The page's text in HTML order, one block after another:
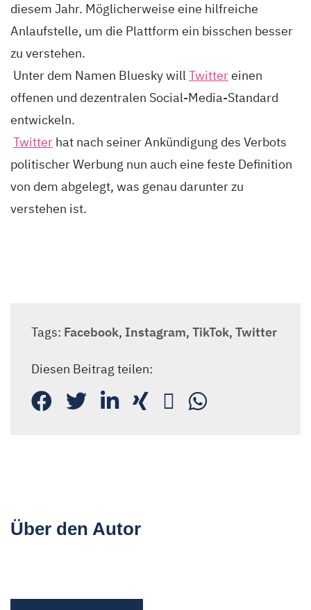
diesem Jahr. Möglicherweise eine hilfreiche
Anlaufstelle, um die Plattform ein bisschen besser
zu verstehen.
Unter dem Namen Bluesky willTwittereinen
offenen und dezentralen Social-Media-Standard
entwickeln.
Twitter hat nach seiner Ankündigung des Verbots
politischer Werbung nun auch eine feste Definition
von dem abgelegt, was genau darunter zu
verstehen ist.
Tags: Facebook, Instagram, TikTok, Twitter
Diesen Beitrag teilen:
Über den Autor